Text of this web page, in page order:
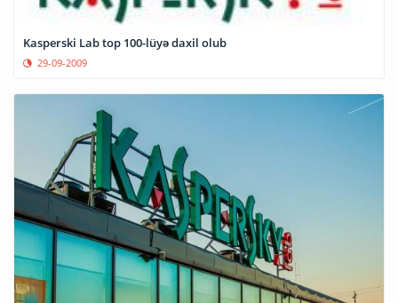
Kasperski Lab top 100-lüyə daxil olub
29-09-2009